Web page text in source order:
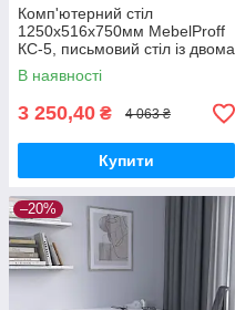
Комп'ютерний стіл
1250х516х750мм MebelProff
КС-5, письмовий стіл із двома
шухлядами
В наявності
3 250,40 ₴ 4 063 ₴
Купити
–20%